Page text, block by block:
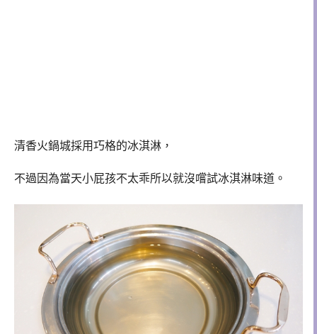
清香火鍋城採用巧格的冰淇淋，
不過因為當天小屁孩不太乖所以就沒嚐試冰淇淋味道。